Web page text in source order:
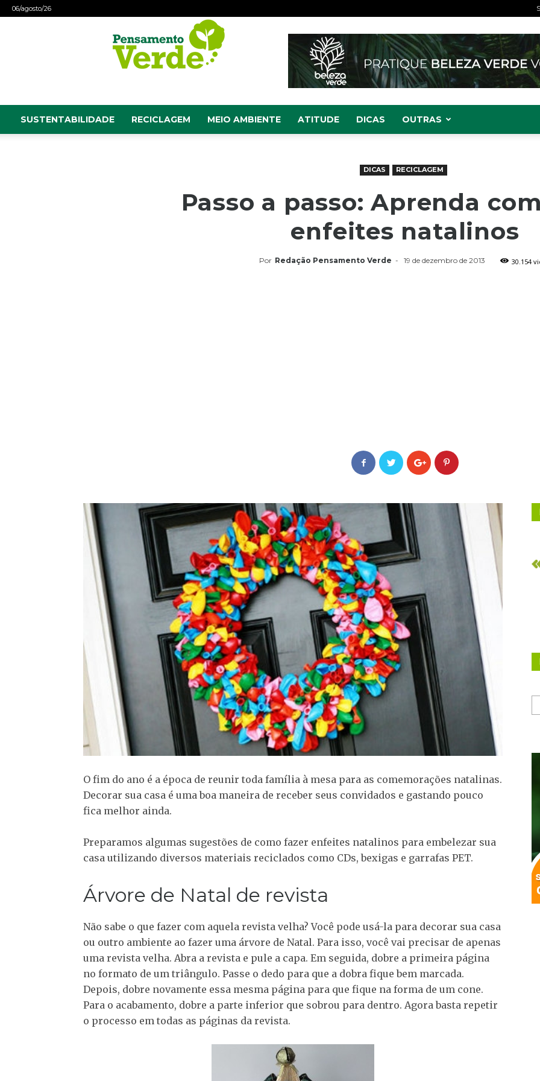
06/agosto/26
SUSTENTABILIDADE RECICLAGEM MEIO AMBIENTE ATITUDE DICAS OUTRAS
DICAS RECICLAGEM
Passo a passo: Aprenda
enfeites natalinos
Por Redação Pensamento Verde - 19 de dezembro de 2013 30.154
O fim do ano é a época de reunir toda família à mesa para as comemorações natalinas.
Decorar sua casa é uma boa maneira de receber seus convidados e gastando pouco
fica melhor ainda.
Preparamos algumas sugestões de como fazer enfeites natalinos para embelezar sua
casa utilizando diversos materiais reciclados como CDs, bexigas e garrafas PET.
Árvore de Natal de revista
Não sabe o que fazer com aquela revista velha? Você pode usá-la para decorar sua casa
ou outro ambiente ao fazer uma árvore de Natal. Para isso, você vai precisar de apenas
uma revista velha. Abra a revista e pule a capa. Em seguida, dobre a primeira página
no formato de um triângulo. Passe o dedo para que a dobra fique bem marcada.
Depois, dobre novamente essa mesma página para que fique na forma de um cone.
Para o acabamento, dobre a parte inferior que sobrou para dentro. Agora basta repetir
o processo em todas as páginas da revista.